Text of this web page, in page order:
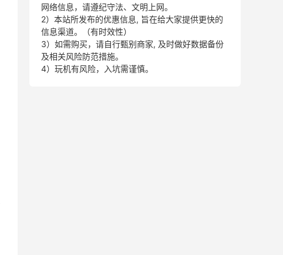
网络信息，请遵纪守法、文明上网。
2）本站所发布的优惠信息, 旨在给大家提供更快的
信息渠道。（有时效性）
3）如需购买，请自行甄别商家, 及时做好数据备份
及相关风险防范措施。
4）玩机有风险，入坑需谨慎。